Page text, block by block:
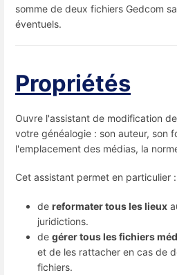
somme de deux fichiers Gedcom
éventuels.
Propriétés
Ouvre l'assistant de modification
votre généalogie : son auteur, son
l'emplacement des médias, la
Cet assistant permet en particulier :
de reformater tous les lieux
juridictions.
de gérer tous les fichiers
et de les rattacher en cas de
fichiers.